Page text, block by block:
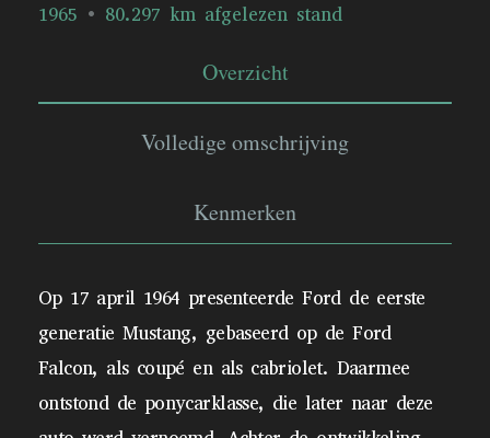
1965 80.297 km afgelezen stand
Overzicht
Volledige omschrijving
Kenmerken
Op 17 april 1964 presenteerde Ford de eerste
generatie Mustang, gebaseerd op de Ford
Falcon, als coupé en als cabriolet. Daarmee
ontstond de ponycarklasse, die later naar deze